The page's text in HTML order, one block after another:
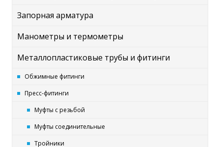
Запорная арматура
Манометры и термометры
Металлопластиковые трубы и фитинги
Обжимные фитинги
Пресс-фитинги
Муфты с резьбой
Муфты соединительные
Тройники